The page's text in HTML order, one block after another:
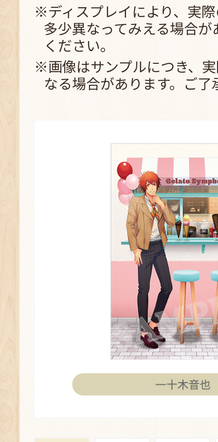
※ディスプレイにより、実
多少異なってみえる場合
ください。
※画像はサンプルにつき、
なる場合があります。ご